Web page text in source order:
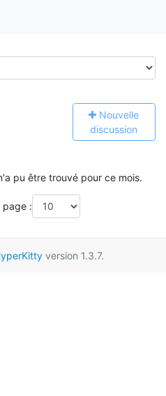
Nouvelle
discussion
pu être trouvé pour ce mois.
page :
version 1.3.7.